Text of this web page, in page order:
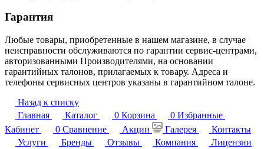
Гарантия
Любые товары, приобретенные в нашем магазине, в случае
неисправности обслуживаются по гарантии сервис-центрами,
авторизованными Производителями, на основании
гарантийных талонов, прилагаемых к товару. Адреса и
телефоны сервисных центров указаны в гарантийном талоне.
Назад к списку
Главная
Каталог 0 Корзина 0 Избранные
Кабинет
0 Сравнение Акции Галерея
Контакты
Услуги
Бренды Отзывы Компания
Лицензии